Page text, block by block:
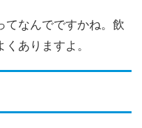
てなんでですかね。飲
ありますよ。